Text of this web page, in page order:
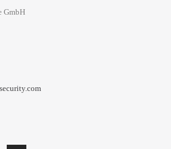
GmbH